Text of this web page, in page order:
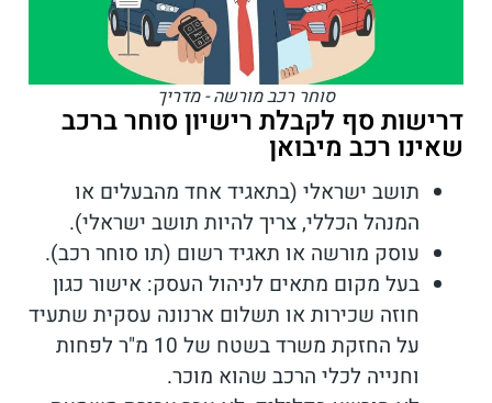
סוחר רכב מורשה - מדריך
דרישות סף לקבלת רישיון סוחר ברכב
שאינו רכב מיבואן
תושב ישראלי (בתאגיד אחד מהבעלים או
המנהל הכללי, צריך להיות תושב ישראלי).
עוסק מורשה או תאגיד רשום (תו סוחר רכב).
בעל מקום מתאים לניהול העסק: אישור כגון
חוזה שכירות או תשלום ארנונה עסקית שתעיד
על החזקת משרד בשטח של 10 מ"ר לפחות
וחנייה לכלי הרכב שהוא מוכר.